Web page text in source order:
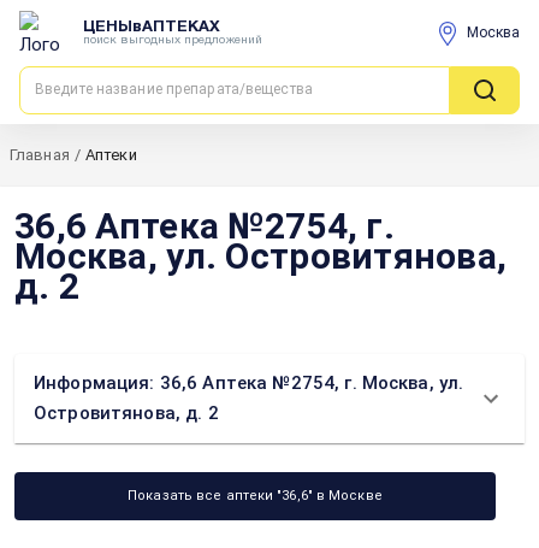
ЦЕНЫвАПТЕКАХ
поиск выгодных предложений Москва
Главная / Аптеки
36,6 Аптека №2754, г.
Москва, ул. Островитянова,
д. 2
Информация: 36,6 Аптека №2754, г. Москва, ул.
Островитянова, д. 2
Показать все аптеки "36,6" в Москве